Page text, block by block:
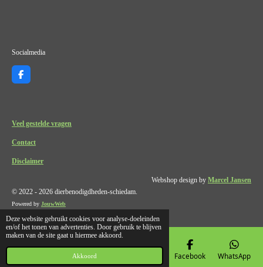
Deze website gebruikt cookies voor analyse-doeleinden
en/of het tonen van advertenties. Door gebruik te blijven
maken van de site gaat u hiermee akkoord.
Akkoord
Socialmedia
F
a
o
Veel gestelde vragen
Contact
Disclaimer
Webshop design by Marcel Jansen
© 2022 - 2026 dierbenodigdheden-schiedam.
Powered by JouwWeb
Telefoonnummer Facebook WhatsApp